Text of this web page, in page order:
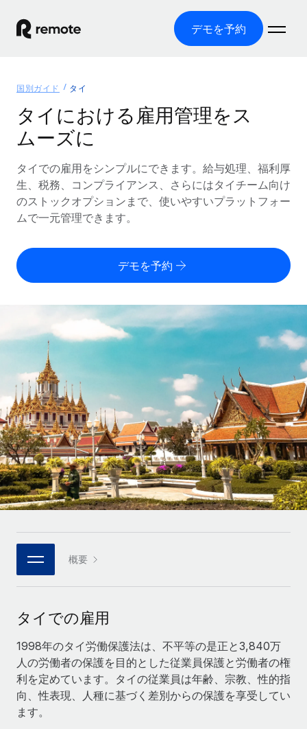
デモを予約
グローバル雇用
グローバル給与処理
コンプライアンス対応の給与処理を手軽に
Employer of Record（EOR）
グローバル展開をコストをかけずに実現
Contractor of Record
世界中の契約社員と法令を遵守して契約
世界中の契約社員をオンボーディングし、管理
PEO
インフラ
Remote統合
人事機能をワークフローにシームレスに統合する
プラットフォーム
チームのための人事の基本機能を内蔵
接続 新しい
当社のMCPを使用して、あらゆるAIツールをRemoteに接続
統合
基本的なビジネスツールを活用して業務プロセスを効率化す
専門家に相談
グローバル人事・コンプライアンスの専門サポート
バックグラウンドチェック
ソリューション
各国の制度に対応
国別ガイド
/国別のグローバル雇用支援を検索する
Remoteを他社と比較
成長の段階
スタートアップ
成長中の企業向けのアジャイルなグローバルHR・給与処理ソ
リューション
ミッドマーケット
カスタマイズされた人事ソリューションでチームを拡大する
企業
大企業向けのグローバルHR
パートナーに登録
戦略的テクノロジーパートナー
グローバルな人事機能を柔軟に自社プラットフォームへ統合
当社とのパートナーシップの可能性を検討する
Remote Build 近日リリース予定
統合とAI自動化に関するコンサルティング
活用事例
リソース
ツールと計算ツール
従業員コスト計算ツール
契約社員の報酬計算ツール
グローバルな契約社員向けに、通貨オプションと支払スピー
REMOTEで学習
リサーチおよびガイド
活用事例
HR用語集
チェックリストおよびテンプレート
職務内容ライブラリ
ウェビナー
イベント
ニュースルーム
給与・人材情報
情報センター
サポートを依頼する
価格
English
Nederlands
Français
Deutsch
Español
Italiano
Português (Portugal)
日本語
한국어
ログイン
国別ガイド タイ
タイにおける雇用管理をス
ムーズに
タイでの雇用をシンプルにできます。給与処理、福利厚
生、税務、コンプライアンス、さらにはタイチーム向け
のストックオプションまで、使いやすいプラットフォー
ムで一元管理できます。
デモを予約
概要
タイでの雇用
1998年のタイ労働保護法は、不平等の是正と3,840万
人の労働者の保護を目的とした従業員保護と労働者の権
利を定めています。タイの従業員は年齢、宗教、性的指
向、性表現、人種に基づく差別からの保護を享受してい
ます。